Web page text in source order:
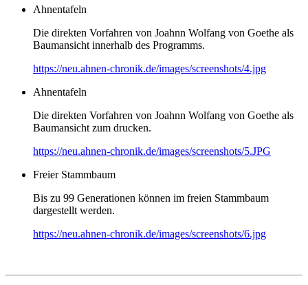
Ahnentafeln
Die direkten Vorfahren von Joahnn Wolfang von Goethe als
Baumansicht innerhalb des Programms.
https://neu.ahnen-chronik.de/images/screenshots/4.jpg
Ahnentafeln
Die direkten Vorfahren von Joahnn Wolfang von Goethe als
Baumansicht zum drucken.
https://neu.ahnen-chronik.de/images/screenshots/5.JPG
Freier Stammbaum
Bis zu 99 Generationen können im freien Stammbaum
dargestellt werden.
https://neu.ahnen-chronik.de/images/screenshots/6.jpg